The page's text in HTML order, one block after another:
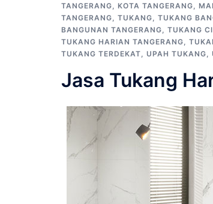
TANGERANG, KOTA TANGERANG,
TANGERANG, TUKANG, TUKANG
BANGUNAN TANGERANG, TUKANG
TUKANG HARIAN TANGERANG,
TUKANG TERDEKAT, UPAH TUKANG,
Jasa Tukang